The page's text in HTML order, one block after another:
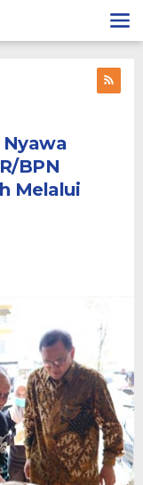
BPN
Melalui